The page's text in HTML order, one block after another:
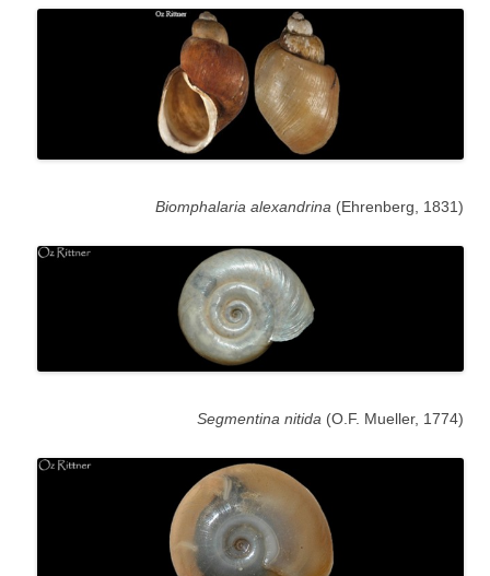
Biomphalaria alexandrina (Ehrenberg, 1831)
Segmentina nitida (O.F. Mueller, 1774)